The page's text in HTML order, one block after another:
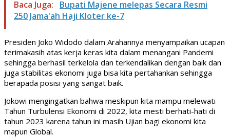
Baca Juga:
Bupati Majene melepas Secara Resmi
250 Jama'ah Haji Kloter ke-7
Presiden Joko Widodo dalam Arahannya menyampaikan ucapan
terimakasih atas kerja keras kita dalam menangani Pandemi
sehingga berhasil terkelola dan terkendalikan dengan baik dan
juga stabilitas ekonomi juga bisa kita pertahankan sehingga
berapada posisi yang sangat baik.
Jokowi mengingatkan bahwa meskipun kita mampu melewati
Tahun Turbulensi Ekonomi di 2022, kita mesti berhati-hati di
tahun 2023 karena tahun ini masih Ujian bagi ekonomi kita
mapun Global.